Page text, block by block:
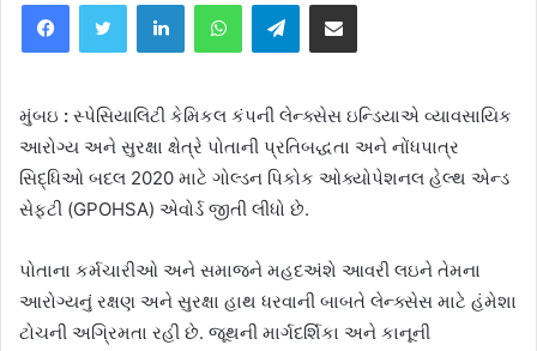
Telegram
મુંબઇ : સ્પેસિયાલિટી કેમિકલ કંપની લેન્ક્સેસ ઇન્ડિયાએ વ્યાવસાયિક
આરોગ્ય અને સુરક્ષા ક્ષેત્રે પોતાની પ્રતિબદ્ધતા અને નોંધપાત્ર
સિદ્ધિઓ બદલ 2020 માટે ગોલ્ડન પિકોક ઓક્યોપેશનલ હેલ્થ એન્ડ
સેફ્ટી (GPOHSA) એવોર્ડ જીતી લીધો છે.
પોતાના કર્મચારીઓ અને સમાજને મહદઅંશે આવરી લઇને તેમના
આરોગ્યનું રક્ષણ અને સુરક્ષા હાથ ધરવાની બાબતે લેન્ક્સેસ માટે હંમેશા
ટોચની અગ્રિમતા રહી છે. જૂથની માર્ગદર્શિકા અને કાનૂની